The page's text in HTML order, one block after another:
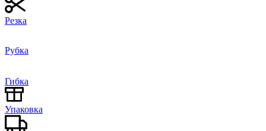
Резка
Рубка
Гибка
Упаковка